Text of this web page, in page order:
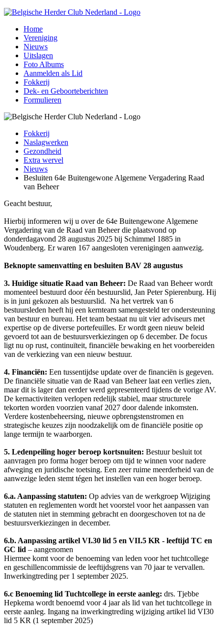
Home
Vereniging
Nieuws
Uitslagen
Foto Albums
Aanmelden als Lid
Fokkerij
Dek- en Geboorteberichten
Formulieren
Fokkerij
Naslagwerken
Gezondheid
Extra wervel
Nieuws
Besluiten 64e Buitengewone Algemene Vergadering Raad
van Beheer
Geacht bestuur,
Hierbij informeren wij u over de 64e Buitengewone Algemene
Vergadering van de Raad van Beheer die plaatsvond op
donderdagavond 28 augustus 2025 bij Schimmel 1885 in
Woudenberg. Er waren 167 aangesloten verenigingen aanwezig.
Beknopte samenvatting en besluiten BAV 28 augustus
3. Huidige situatie Raad van Beheer: De Raad van Beheer wordt
momenteel bestuurd door één bestuurslid, Jan Peter Spierenburg. Hij
is in juni gekozen als bestuurslid. Na het vertrek van 6
bestuursleden heeft hij een kernteam samengesteld ter ondersteuning
van bestuur en bureau. Het team bestaat nu uit vier adviseurs met
expertise op de diverse portefeuilles. Er wordt geen nieuw beleid
gevoerd tot aan de bestuursverkiezingen op 6 december. De focus
ligt nu op rust, continuïteit, financiële bewaking en het voorbereiden
van de verkiezing van een nieuw bestuur.
4. Financiën: Een tussentijdse update over de financiën is gegeven.
De financiële situatie van de Raad van Beheer laat een verlies zien,
maar dit is lager dan eerder werd gepresenteerd tijdens de vorige AV.
De kernactiviteiten verlopen redelijk stabiel, maar structurele
tekorten worden voorzien vanaf 2027 door dalende inkomsten.
Verdere kostenbeheersing, nieuwe opbrengstenstromen en
strategische keuzes zijn noodzakelijk om de financiële positie op
lange termijn te waarborgen.
5. Ledenpeiling hoger beroep kortsnuiten: Bestuur besluit tot
aanvragen pro forma hoger beroep om tijd te winnen voor nadere
afweging en juridische toetsing. Een zeer ruime meerderheid van de
aanwezige leden stemt tégen het instellen van een hoger beroep.
6.a. Aanpassing statuten: Op advies van de werkgroep Wijziging
statuten en reglementen wordt het voorstel voor het aanpassen van
de statuten niet in stemming gebracht en doorgeschoven tot na de
bestuursverkiezingen in december.
6.b. Aanpassing artikel VI.30 lid 5 en VII.5 KR - leeftijd TC en
GC lid – aangenomen
Hiermee komt voor de benoeming van leden voor het tuchtcollege
en geschillencommissie de leeftijdsgrens van 70 jaar te vervallen.
Inwerkingtreding per 1 september 2025.
6.c Benoeming lid Tuchtcollege in eerste aanleg: drs. Tjebbe
Hepkema wordt benoemd voor 4 jaar als lid van het tuchtcollege in
eerste aanleg. Ingang na inwerkingtreding wijziging artikel lid VI30
lid 5 KR (1 september 2025)